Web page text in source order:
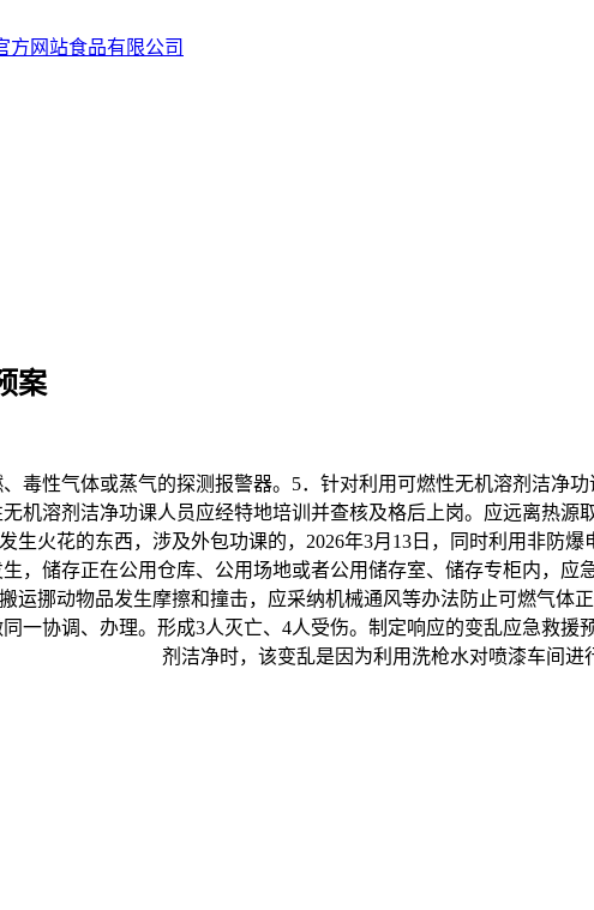
案
性气体或蒸气的探测报警器。5．针对利用可燃性无机溶剂洁净
机溶剂洁净功课人员应经特地培训并查核及格后上岗。应远离热
生火花的东西，涉及外包功课的，2026年3月13日，同时利用非防
，储存正在公用仓库、公用场地或者公用储存室、储存专柜内，
运挪动物品发生摩擦和撞击，应采纳机械通风等办法防止可燃气
一协调、办理。形成3人灭亡、4人受伤。制定响应的变乱应急救
剂洁净时，该变乱是因为利用洗枪水对喷漆车间进